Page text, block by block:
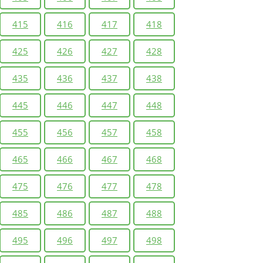
415 416 417 418
425 426 427 428
435 436 437 438
445 446 447 448
455 456 457 458
465 466 467 468
475 476 477 478
485 486 487 488
495 496 497 498